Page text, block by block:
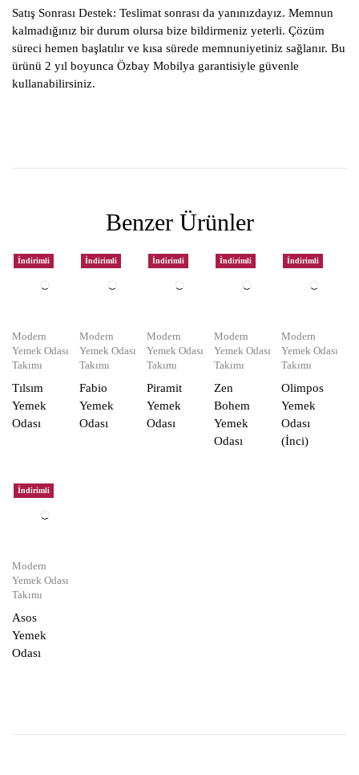
Satış Sonrası Destek: Teslimat sonrası da yanınızdayız. Memnun
kalmadığınız bir durum olursa bize bildirmeniz yeterli. Çözüm
süreci hemen başlatılır ve kısa sürede memnuniyetiniz sağlanır. Bu
ürünü 2 yıl boyunca Özbay Mobilya garantisiyle güvenle
kullanabilirsiniz.
Benzer Ürünler
İndirimli
Modern
Yemek Odası
Takımı
Tılsım
Yemek
Odası
İndirimli
Modern
Yemek Odası
Takımı
Fabio
Yemek
Odası
İndirimli
Modern
Yemek Odası
Takımı
Piramit
Yemek
Odası
İndirimli
Modern
Yemek Odası
Takımı
Zen
Bohem
Yemek
Odası
İndirimli
Modern
Yemek Odası
Takımı
Olimpos
Yemek
Odası
(İnci)
İndirimli
Modern
Yemek Odası
Takımı
Asos
Yemek
Odası